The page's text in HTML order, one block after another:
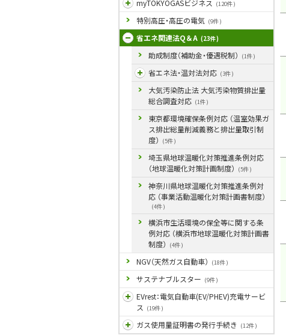
myTOKYOGASビジネス (120件)
特別高圧・高圧の電気 (9件)
省エネ関連法Q＆A (23件)
助成制度（補助金・優遇税制） (1件)
省エネ法・温対法対応 (3件)
大気汚染防止法 大気汚染物質排出量
総合調査対応 (1件)
東京都環境確保条例対応 （温室効果ガ
ス排出総量削減義務と排出量取引制
度） (5件)
埼玉県地球温暖化対策推進条例対応
（地球温暖化対策計画制度） (5件)
神奈川県地球温暖化対策推進条例対
応 （事業活動温暖化対策計画書制度）
(4件)
横浜市生活環境の保全等に関する条
例対応 （横浜市地球温暖化対策計画書
制度） (4件)
NGV（天然ガス自動車） (18件)
サステナブルスター (9件)
EVrest：電気自動車(EV/PHEV)充電サービ
ス (19件)
ガス使用量証明書の発行手続き (12件)